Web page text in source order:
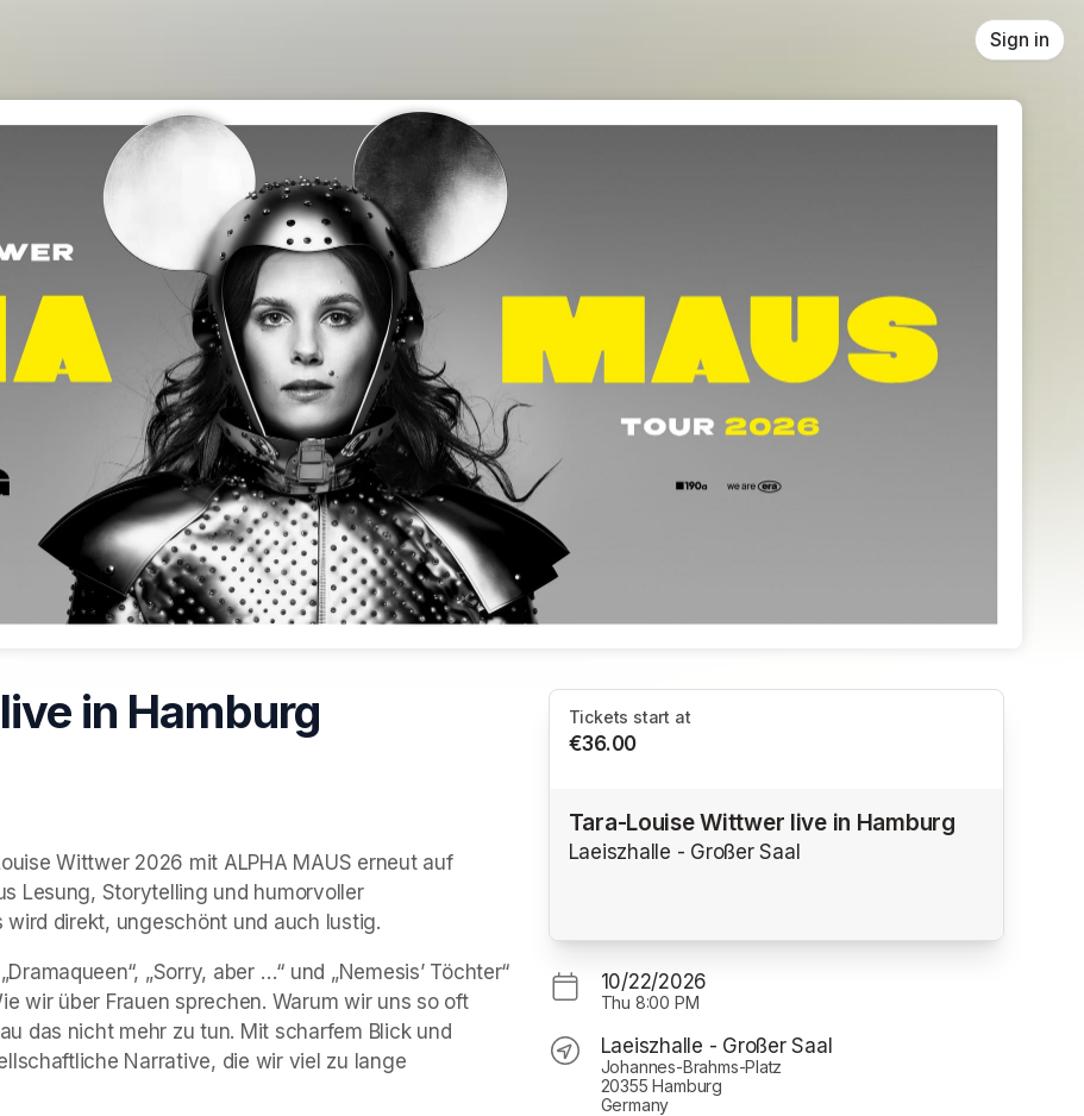
Sign in
in Hamburg
Wittwer 2026 mit ALPHA MAUS erneut auf
Lesung, Storytelling und humorvoller
wird direkt, ungeschönt und auch lustig.
„Sorry, aber …“ und „Nemesis’ Töchter“
wir über Frauen sprechen. Warum wir uns so oft
das nicht mehr zu tun. Mit scharfem Blick und
Narrative, die wir viel zu lange
Tickets start at
€36.00
Tara-Louise Wittwer live in Hamburg
Laeiszhalle - Großer Saal
10/22/2026
Thu 8:00 PM
Laeiszhalle - Großer Saal
Johannes-Brahms-Platz
20355 Hamburg
Germany